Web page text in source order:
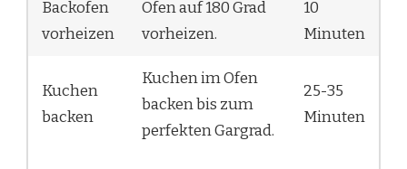
Backofen
vorheizen
Ofen auf 180 Grad
vorheizen.
10
Minuten
Kuchen
backen
Kuchen im Ofen
backen bis zum
perfekten Gargrad.
25-35
Minuten